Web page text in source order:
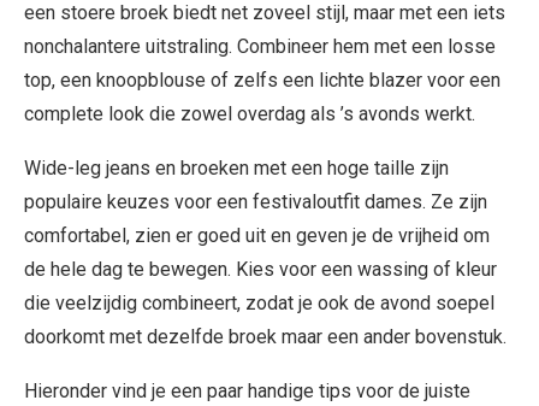
een stoere broek biedt net zoveel stijl, maar met een iets
nonchalantere uitstraling. Combineer hem met een losse
top, een knoopblouse of zelfs een lichte blazer voor een
complete look die zowel overdag als ’s avonds werkt.
Wide-leg jeans en broeken met een hoge taille zijn
populaire keuzes voor een festivaloutfit dames. Ze zijn
comfortabel, zien er goed uit en geven je de vrijheid om
de hele dag te bewegen. Kies voor een wassing of kleur
die veelzijdig combineert, zodat je ook de avond soepel
doorkomt met dezelfde broek maar een ander bovenstuk.
Hieronder vind je een paar handige tips voor de juiste